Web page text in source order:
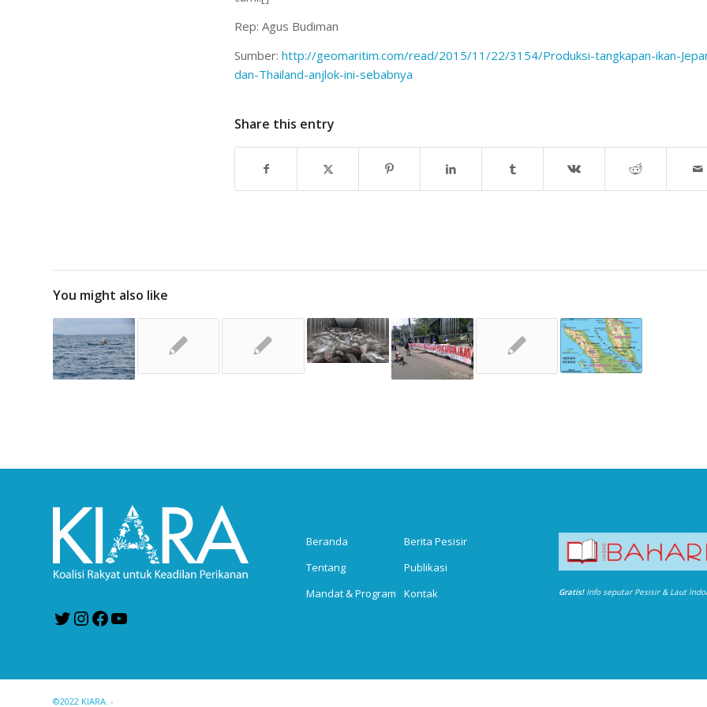
Rep: Agus Budiman
Sumber: http://geomaritim.com/read/2015/11/22/3154/Produksi-tangkapan-ikan-
dan-Thailand-anjlok-ini-sebabnya
Share this entry
You might also like
TwitterInstagram
Facebook
Beranda
Tentang
Mandat & Program
Berita Pesisir
Publikasi
Kontak
Gratis! Info seputar Pesisir & Laut
©2022 KIARA. -